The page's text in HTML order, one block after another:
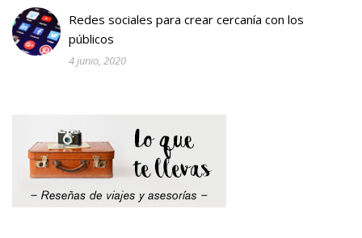
Redes sociales para crear cercanía con los
públicos
4 junio, 2020